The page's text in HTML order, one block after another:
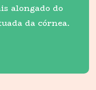
alongado do
da córnea.